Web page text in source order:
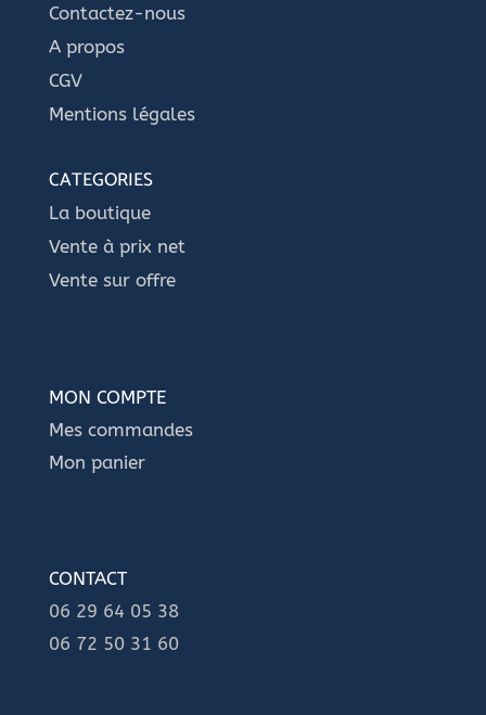
Contactez-nous
A propos
CGV
Mentions légales
CATEGORIES
La boutique
Vente à prix net
Vente sur offre
MON COMPTE
Mes commandes
Mon panier
CONTACT
06 29 64 05 38
06 72 50 31 60